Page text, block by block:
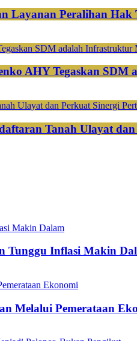
Peralihan
AHY Tegaskan SDM
Tanah Ulayat
Tunggu Inflasi Makin
Melalui Pemerataan